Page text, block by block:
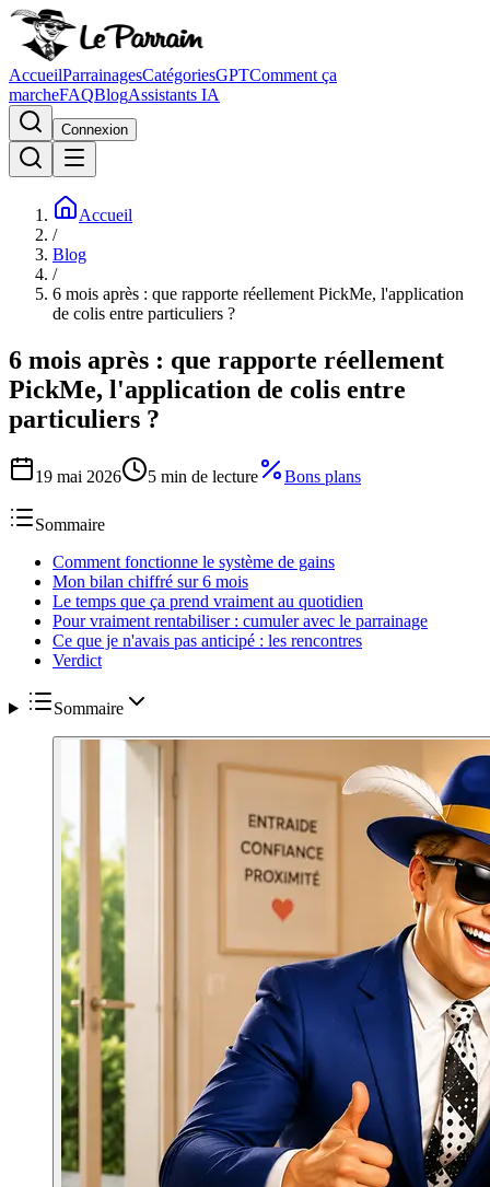
AccueilParrainagesCatégoriesGPTComment ça
marcheFAQBlogAssistants IA
Connexion
Accueil
/
Blog
/
6 mois après : que rapporte réellement PickMe, l'application
de colis entre particuliers ?
6 mois après : que rapporte réellement
PickMe, l'application de colis entre
particuliers ?
19 mai 2026 5 min de lecture Bons plans
Sommaire
Comment fonctionne le système de gains
Mon bilan chiffré sur 6 mois
Le temps que ça prend vraiment au quotidien
Pour vraiment rentabiliser : cumuler avec le parrainage
Ce que je n'avais pas anticipé : les rencontres
Verdict
Sommaire